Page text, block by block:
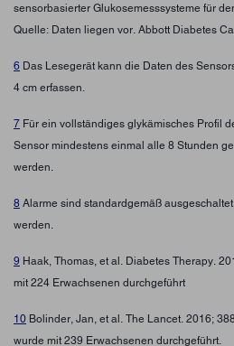
sensorbasierter Glukosemesssysteme für
Quelle: Daten liegen vor. Abbott Diabetes
6 Das Lesegerät kann die Daten des
4 cm erfassen.
7 Für ein vollständiges glykämisches Profil
Sensor mindestens einmal alle 8 Stunden
werden.
8 Alarme sind standardgemäß
werden.
9 Haak, Thomas, et al. Diabetes Therapy.
mit 224 Erwachsenen durchgeführt
10 Bolinder, Jan, et al. The Lancet. 2016;
wurde mit 239 Erwachsenen durchgeführt.